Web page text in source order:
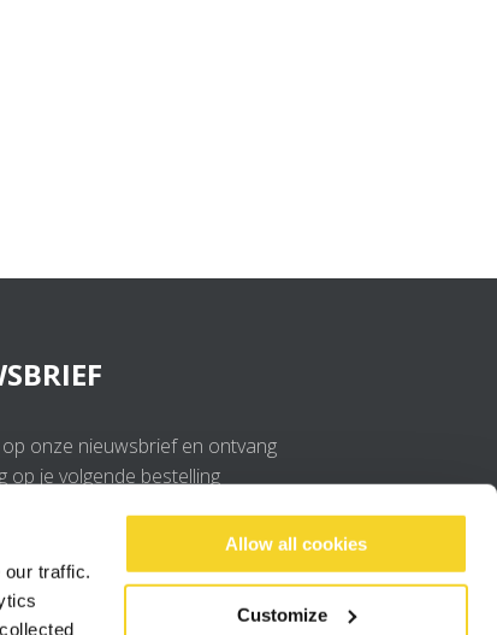
traffic.
Allow all cookies
Customize
op onze nieuwsbrief en ontvang
op je volgende bestelling
met de